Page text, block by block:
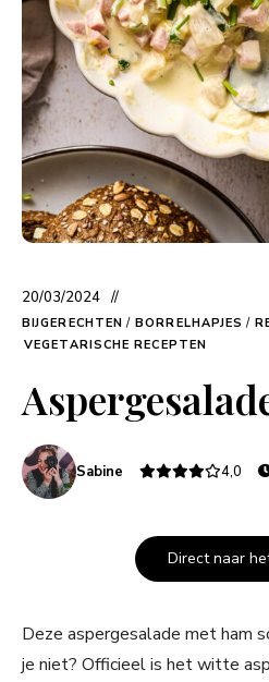
20/03/2024
BIJGERECHTEN / BORRELHAPJES /
VEGETARISCHE RECEPTEN
Sabine 4,0
Direct naar
Deze aspergesalade met ham
je niet? Officieel is het witte